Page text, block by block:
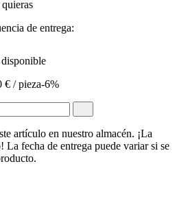
de entrega:
€ / pieza-6%
artículo en nuestro almacén. ¡La
La fecha de entrega puede variar si se